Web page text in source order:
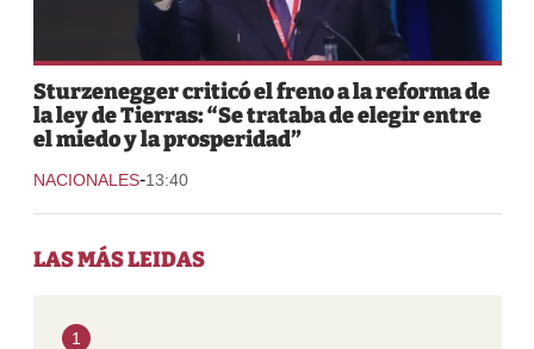
Sturzenegger criticó el freno a la reforma de
la ley de Tierras: “Se trataba de elegir entre
el miedo y la prosperidad”
NACIONALES-13:40
LAS MÁS LEIDAS
1